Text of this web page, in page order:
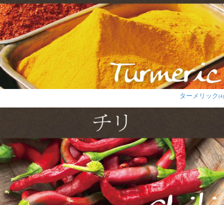
いつものお店に出てくるパパド！
2歳の息子も半分ほど食べてビックリ！
★★★ ★ ★ さと様
息子が大好きなパパド。おやつ代わりにいただいていま
★★★ ★勇生様
2歳の息子も気に入って食べてます。
安くて美味しかったです。
手軽に作れてゆう事無しです！
また買いたいと思います。
ターメリック(4)